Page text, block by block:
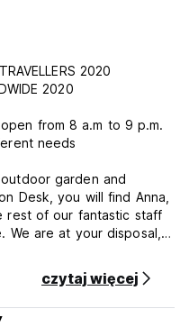
2020
2020
from 8 a.m to 9 p.m.
needs
garden and
Desk, you will find Anna,
rest of our fantastic staff
We are at your disposal,
to enjoy Verona to
a laundry room with a
czytaj więcej